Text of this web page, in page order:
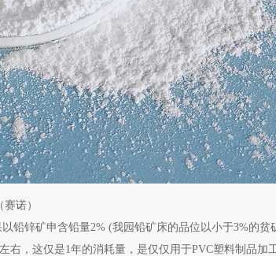
诺）
铅锌矿申含铅量2% (我园铅矿床的品位以小于3%的贫
右，这仅是1年的消耗量，是仅仅用于PVC塑料制品加